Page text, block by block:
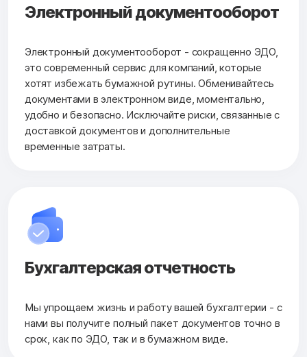
Электронный документооборот
Электронный документооборот - сокращенно ЭДО,
это современный сервис для компаний, которые
хотят избежать бумажной рутины. Обменивайтесь
документами в электронном виде, моментально,
удобно и безопасно. Исключайте риски, связанные с
доставкой документов и дополнительные
временные затраты.
Бухгалтерскаяотчетность
Мы упрощаем жизнь и работу вашей бухгалтерии - с
нами вы получите полный пакет документов точно в
срок, как по ЭДО, так и в бумажном виде.